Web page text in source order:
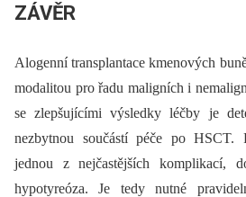
ZÁVĚR
Alogenní transplantace kmenových
modalitou pro řadu maligních i
se zlepšujícími výsledky léčby je
nezbytnou součástí péče po HSCT.
jednou z nejčastějších komplikací,
hypotyreóza. Je tedy nutné